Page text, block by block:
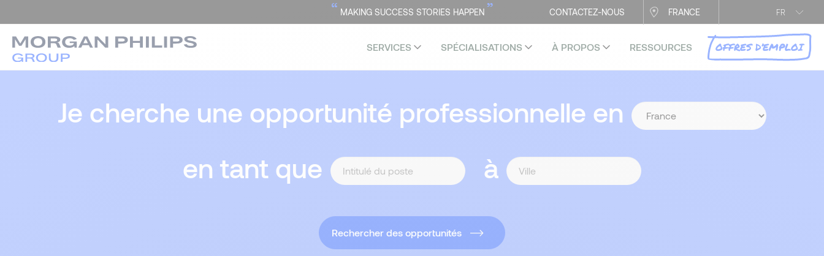
FR
CONTACTEZ-NOUS FRANCE
“ MAKING SUCCESS STORIES HAPPEN ”
SERVICES SPÉCIALISATIONS À PROPOS RESSOURCES OFFRES D’EMPLOI
Je cherche une opportunité professionnelle en
en tant que
à
Rechercher des opportunités